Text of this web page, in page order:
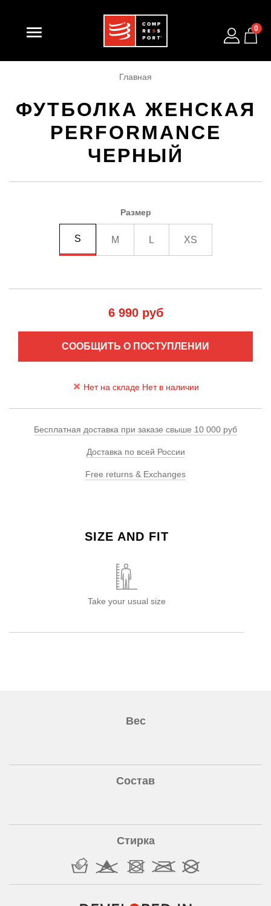
 0
Главная
ФУТБОЛКА ЖЕНСКАЯ
PERFORMANCE
ЧЕРНЫЙ
Размер
S M L XS
6 990 руб
СООБЩИТЬ О ПОСТУПЛЕНИИ
Нет на складе Нет в наличии
Бесплатная доставка при заказе свыше 10 000 руб
Доставка по всей России
Free returns & Exchanges
SIZE AND FIT
Take your usual size
Вес
Состав
Стирка